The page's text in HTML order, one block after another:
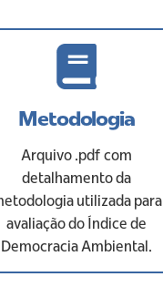
Metodologia
Arquivo .pdf com
detalhamento da
utilizada para
avaliação do Índice de
Democracia Ambiental.